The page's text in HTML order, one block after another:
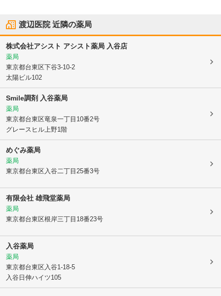
渡辺医院近隣の薬局
株式会社アシスト アシスト薬局 入谷店
薬局
東京都台東区下谷3-10-2
太陽ビル102
Smile調剤 入谷薬局
薬局
東京都台東区竜泉一丁目10番2号
グレースヒル上野1階
めぐみ薬局
薬局
東京都台東区 入谷二丁目25番3号
有限会社 雄飛堂薬局
薬局
東京都台東区根岸三丁目18番23号
入谷薬局
薬局
東京都台東区 入谷1-18-5
入谷日伸ハイツ105